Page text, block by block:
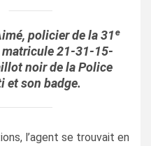
policier de la 31ᵉ
matricule 21-31-15-
noir de la Police
et son badge.
l’agent se trouvait en